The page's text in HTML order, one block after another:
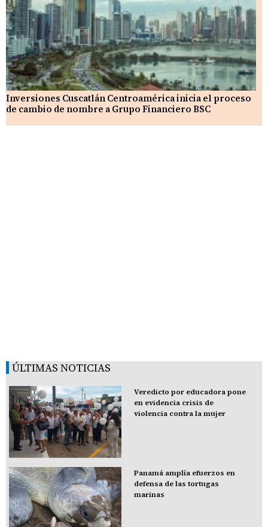
Inversiones Cuscatlán Centroamérica inicia el proceso
de cambio de nombre a Grupo Financiero BSC
ÚLTIMAS NOTICIAS
Veredicto por educadora pone
en evidencia crisis de
violencia contra la mujer
Panamá amplía efuerzos en
defensa de las tortugas
marinas